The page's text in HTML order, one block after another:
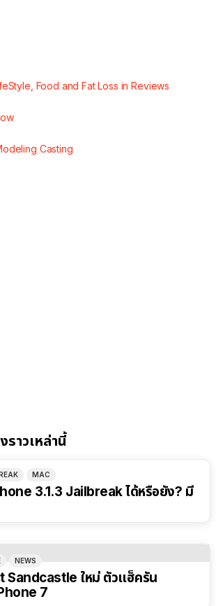
Food and Fat Loss in Reviews
Casting
ราวเหล่านี้
MAC
3.1.3 Jailbreak ได้หรือยัง? มี
NEWS
Sandcastle ใหม่ ตัวแฮ็ครัน
7